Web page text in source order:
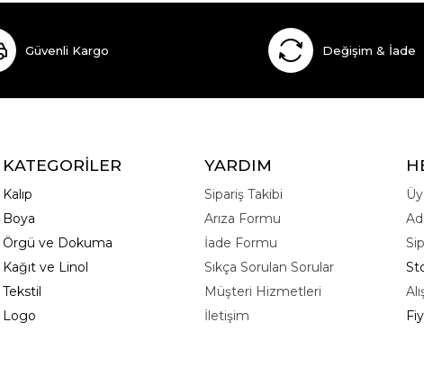
Güvenli Kargo Değişim & İade
KATEGORİLER
Kalıp
Boya
Örgü ve Dokuma
Kağıt ve Linol
Tekstil
Logo
YARDIM
Sipariş Takibi
Arıza Formu
İade Formu
Sıkça Sorulan Sorular
Müşteri Hizmetleri
İletişim